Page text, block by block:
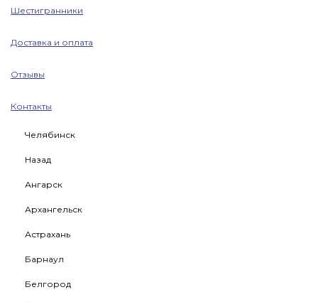
Шестигранники
Доставка и оплата
Отзывы
Контакты
Челябинск
Назад
Ангарск
Архангельск
Астрахань
Барнаул
Белгород